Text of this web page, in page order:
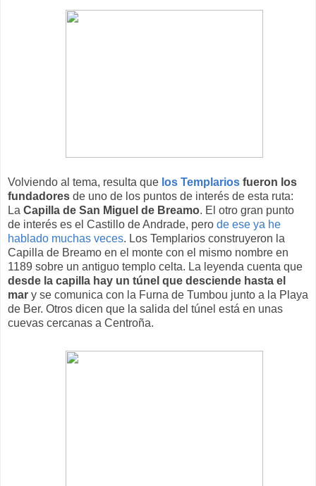
Volviendo al tema, resulta que los Templarios fueron los
fundadores de uno de los puntos de interés de esta ruta:
La Capilla de San Miguel de Breamo. El otro gran punto
de interés es el Castillo de Andrade, pero de ese ya he
hablado muchas veces. Los Templarios construyeron la
Capilla de Breamo en el monte con el mismo nombre en
1189 sobre un antiguo templo celta. La leyenda cuenta que
desde la capilla hay un túnel que desciende hasta el
mar y se comunica con la Furna de Tumbou junto a la Playa
de Ber. Otros dicen que la salida del túnel está en unas
cuevas cercanas a Centroña.